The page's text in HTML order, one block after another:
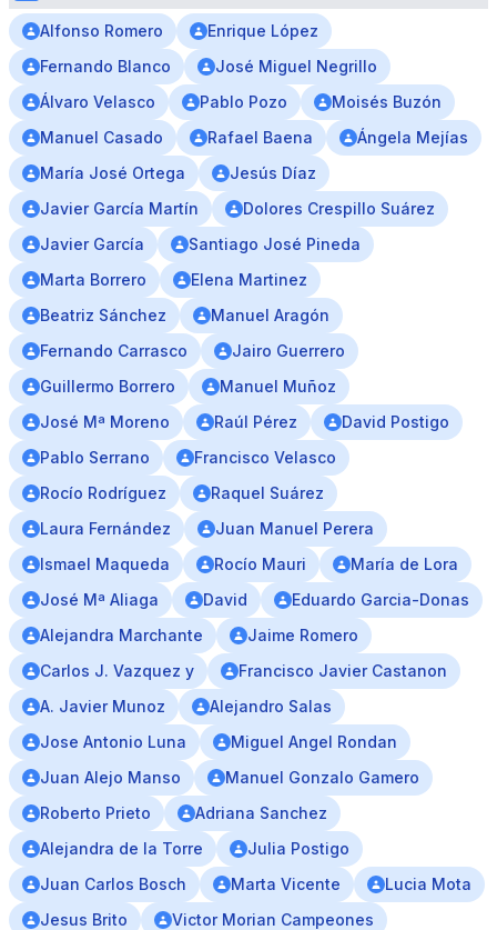
Alfonso Romero
Enrique López
Fernando Blanco
José Miguel Negrillo
Álvaro Velasco
Pablo Pozo
Moisés Buzón
Manuel Casado
Rafael Baena
Ángela Mejías
María José Ortega
Jesús Díaz
Javier García Martín
Dolores Crespillo Suárez
Javier García
Santiago José Pineda
Marta Borrero
Elena Martinez
Beatriz Sánchez
Manuel Aragón
Fernando Carrasco
Jairo Guerrero
Guillermo Borrero
Manuel Muñoz
José Mª Moreno
Raúl Pérez
David Postigo
Pablo Serrano
Francisco Velasco
Rocío Rodríguez
Raquel Suárez
Laura Fernández
Juan Manuel Perera
Ismael Maqueda
Rocío Mauri
María de Lora
José Mª Aliaga
David
Eduardo Garcia-Donas
Alejandra Marchante
Jaime Romero
Carlos J. Vazquez y
Francisco Javier Castanon
A. Javier Munoz
Alejandro Salas
Jose Antonio Luna
Miguel Angel Rondan
Juan Alejo Manso
Manuel Gonzalo Gamero
Roberto Prieto
Adriana Sanchez
Alejandra de la Torre
Julia Postigo
Juan Carlos Bosch
Marta Vicente
Lucia Mota
Jesus Brito
Victor Morian Campeones